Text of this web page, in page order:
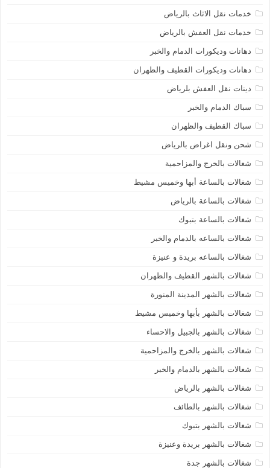
خدمات نقل الاثاث بالرياض
خدمات نقل العفش بالرياض
دهانات وديكورات الدمام والخبر
دهانات وديكورات القطيف والظهران
دينات نقل العفش بلرياض
سباك الدمام والخبر
سباك القطيف والظهران
شحن ونقل اغراض بالرياض
شغالات بالخرج والمزاحمية
شغالات بالساعة أبها وخميس مشيط
شغالات بالساعة بالرياض
شغالات بالساعة بتبوك
شغالات بالساعه بالدمام والخبر
شغالات بالساعه بريدة و عنيزة
شغالات بالشهر القطيف والظهران
شغالات بالشهر المدينة المنورة
شغالات بالشهر بأبها وخميس مشيط
شغالات بالشهر بالجبيل والاحساء
شغالات بالشهر بالخرج والمزاحمية
شغالات بالشهر بالدمام والخبر
شغالات بالشهر بالرياض
شغالات بالشهر بالطائف
شغالات بالشهر بتبوك
شغالات بالشهر بريدة وعنيزة
شغالات بالشهر جدة